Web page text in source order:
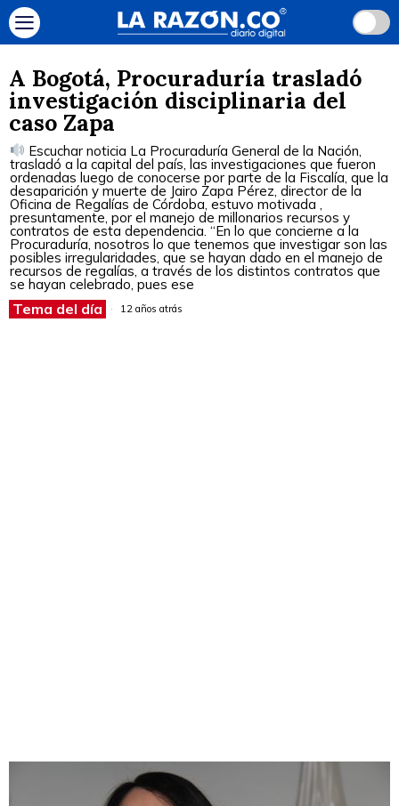
A Bogotá, Procuraduría trasladó
investigación disciplinaria del
caso Zapa
Escuchar noticia La Procuraduría General de la Nación,
trasladó a la capital del país, las investigaciones que fueron
ordenadas luego de conocerse por parte de la Fiscalía, que la
desaparición y muerte de Jairo Zapa Pérez, director de la
Oficina de Regalías de Córdoba, estuvo motivada ,
presuntamente, por el manejo de millonarios recursos y
contratos de esta dependencia. “En lo que concierne a la
Procuraduría, nosotros lo que tenemos que investigar son las
posibles irregularidades, que se hayan dado en el manejo de
recursos de regalías, a través de los distintos contratos que
se hayan celebrado, pues ese
Tema del día 12 años atrás